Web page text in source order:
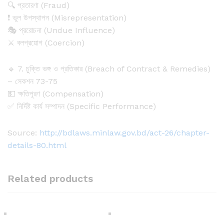
🔍 প্রতারণা (Fraud)
❗ ভুল উপস্থাপন (Misrepresentation)
🎭 প্ররোচনা (Undue Influence)
⚔️ বলপ্রয়োগ (Coercion)
🔹 7. চুক্তি ভঙ্গ ও প্রতিকার (Breach of Contract & Remedies)
– সেকশন 73-75
💵 ক্ষতিপূরণ (Compensation)
✅ নির্দিষ্ট কার্য সম্পাদন (Specific Performance)
Source: http://bdlaws.minlaw.gov.bd/act-26/chapter-
details-80.html
Related products